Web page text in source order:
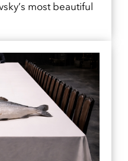
most beautiful